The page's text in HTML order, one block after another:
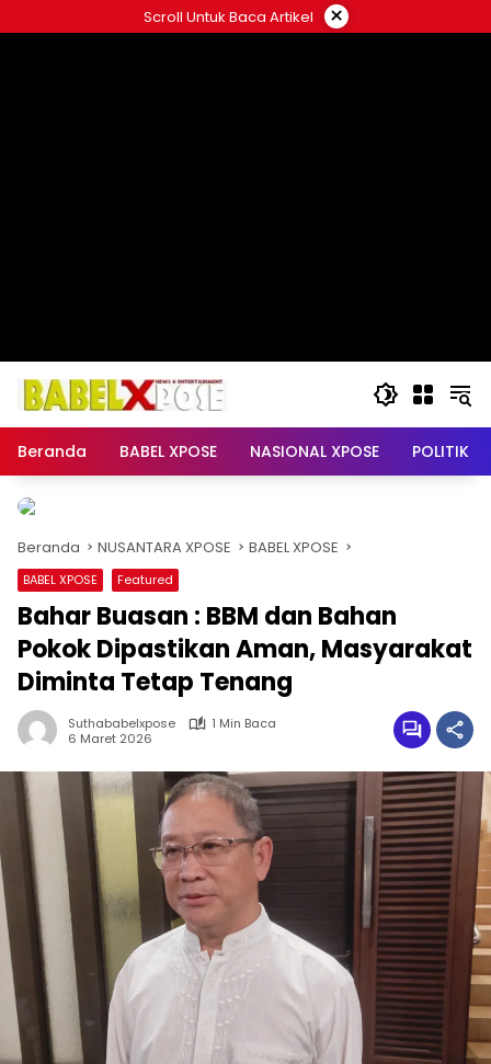
ke
Scroll Untuk Baca Artikel ×
Beranda BABEL XPOSE NASIONAL XPOSE POLITIK
Bahar Buasan : BBM dan Bahan
Pokok Dipastikan Aman, Masyarakat
Diminta Tetap Tenang
6 Maret 2026